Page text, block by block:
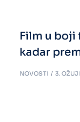
Film u boji
kadar
NOVOSTI 3.